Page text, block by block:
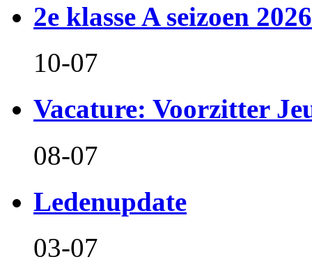
2e klasse A seizoen
10-07
Vacature: Voorzitter
08-07
Ledenupdate
03-07